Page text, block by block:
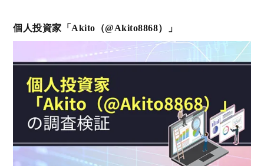
個人投資家「Akito（@Akito8868）」